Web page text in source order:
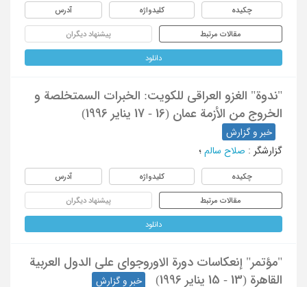
چکیده کلیدواژه آدرس
مقالات مرتبط پیشنهاد دیگران
دانلود
"ندوة" الغزو العراقی للکویت: الخبرات السمتخلصة و
الخروج من الأزمة عمان (16 - 17 ینایر 1996)
خبر و گزارش
گزارشگر : صلاح سالم ؛
چکیده کلیدواژه آدرس
مقالات مرتبط پیشنهاد دیگران
دانلود
"مؤتمر" إنعکاسات دورة الاوروجوای علی الدول العربیة
القاهرة (13 - 15 ینایر 1996)
خبر و گزارش